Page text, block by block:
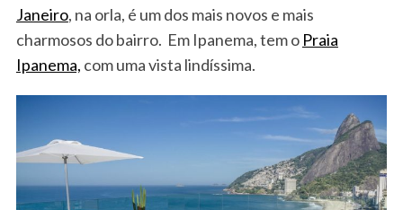
Janeiro, na orla, é um dos mais novos e mais
charmosos do bairro. Em Ipanema, tem o Praia
Ipanema, com uma vista lindíssima.